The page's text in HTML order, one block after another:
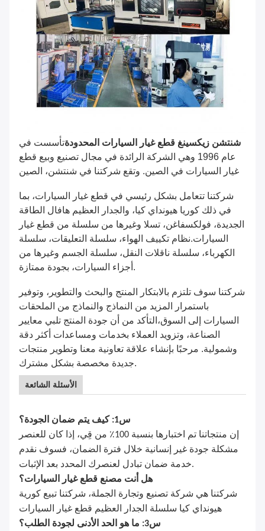
شنتشن زيكسينغ قطع غيار السيارات المحدودةتأسست في
عام 1996 وهي الشركة الرائدة في مجال تصنيع وبيع قطع
غيار السيارات في الصين. وتقع شركتنا في شنتشن، الصين
شركتنا تتعامل بشكل رئيسي في قطع غيار السيارات، بما
في ذلك كوريا هيونداي كيا، والجدار العظيم هافال الطاقة
الجديدة، فولكسفاغن، تسلا وغيرها من سلسلة من قطع غيار
السيارات.نظام تكييف الهواء، سلسلة التعليقات، سلسلة
الكهرباء، سلسلة ناقلات النقل، سلسلة الجسم وغيرها من
أجزاء السيارات، بجودة ممتازة.
شركتنا سوف تلتزم بالابتكار المنتج والبحث والتطوير، وتوفير
باستمرار المزيد من النماذج والنماذج من الملحقات
السيارات إلى السوق،التأكد من أن جودة المنتج تلبي معايير
الصناعة، وتزويد العملاء بخدمات ومساعدات أكثر دقة
وشمولية. مرحبًا بإنشاء علاقة تعاونية معنا وتطوير منتجات
جديدة مخصصة بشكل مشترك.
الأسئلة الشائعة
س1: كيف يتم ضمان الجودة؟
إن منتجاتنا تم اختبارها بنسبة 100٪ من قِي، إذا كان للعنصر
مشكلة جودة غير إنسانية خلال فترة الضمان، فسوف نقدم
خدمة ضمان تبادل لعنصرك المحدد بعد الإثبات.
هل أنت مصنع قطع غيار السيارات؟
شركتنا هي شركة تصنيع وتجارة الجملة، شركتنا تبيع كورية
هيونداي كيا سلسلة الجدار العظيم قطع غيار السيارات
س3: ما هو الحد الأدنى لجودة الطلب؟